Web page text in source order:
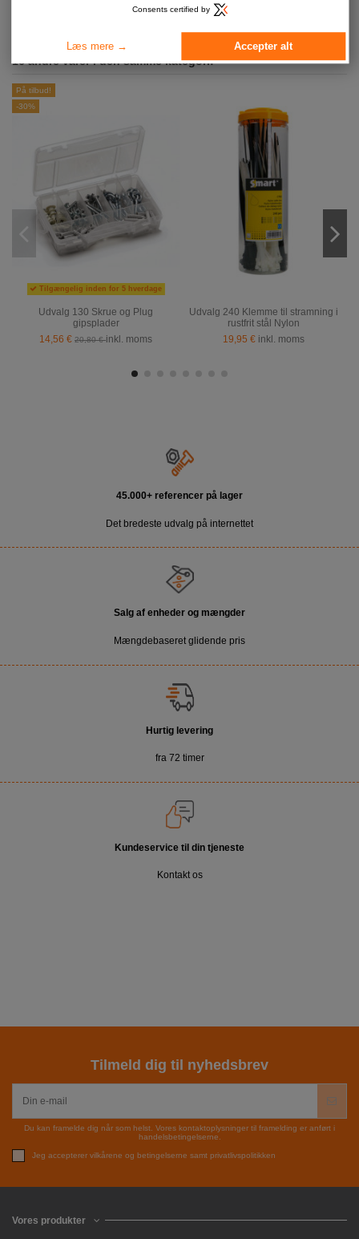
16 andre varer i den samme kategori:
På tilbud!
-30%
Tilgængelig inden for 5 hverdage
Udvalg 130 Skrue og Plug
gipsplader
14,56 € 20,80 €inkl. moms
Udvalg 240 Klemme til stramning i
rustfrit stål Nylon
19,95 € inkl. moms
45.000+ referencer på lager
Det bredeste udvalg på internettet
Salg af enheder og mængder
Mængdebaseret glidende pris
Hurtig levering
fra 72 timer
Kundeservice til din tjeneste
Kontakt os
Tilmeld dig til nyhedsbrev
Du kan framelde dig når som helst. Vores kontaktoplysninger til framelding er anført i
handelsbetingelserne.
Jeg accepterer vilkårene og betingelserne samt privatlivspolitikken
Vores produkter
Consents certified by
Læs mere → Accepter alt